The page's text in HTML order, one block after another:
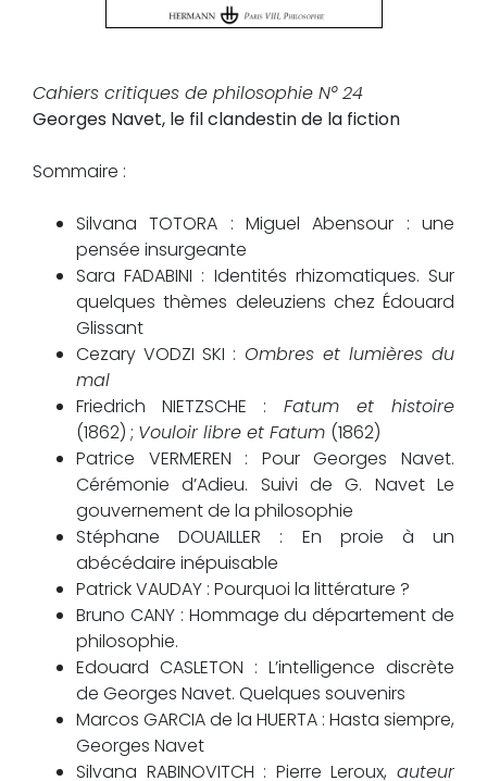
Cahiers critiques de philosophie N° 24
Georges Navet, le fil clandestin de la fiction
Sommaire :
Silvana TOTORA : Miguel Abensour : une
pensée insurgeante
Sara FADABINI : Identités rhizomatiques. Sur
quelques thèmes deleuziens chez Édouard
Glissant
Cezary VODZI SKI : Ombres et lumières du
mal
Friedrich NIETZSCHE : Fatum et histoire
(1862) ; Vouloir libre et Fatum (1862)
Patrice VERMEREN : Pour Georges Navet.
Cérémonie d’Adieu. Suivi de G. Navet Le
gouvernement de la philosophie
Stéphane DOUAILLER : En proie à un
abécédaire inépuisable
Patrick VAUDAY : Pourquoi la littérature ?
Bruno CANY : Hommage du département de
philosophie.
Edouard CASLETON : L’intelligence discrète
de Georges Navet. Quelques souvenirs
Marcos GARCIA de la HUERTA : Hasta siempre,
Georges Navet
Silvana RABINOVITCH : Pierre Leroux, auteur